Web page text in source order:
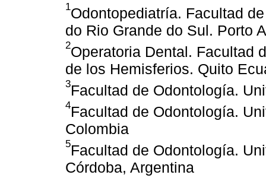
1Odontopediatría. Facultad
do Rio Grande do Sul. Porto
2Operatoria Dental. Facultad
de los Hemisferios. Quito
3Facultad de Odontología.
4Facultad de Odontología.
Colombia
5Facultad de Odontología.
Córdoba, Argentina